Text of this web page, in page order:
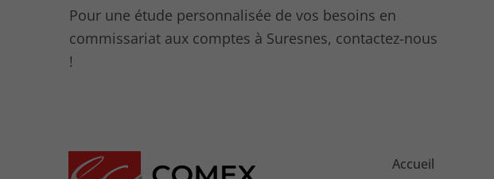
Pour une étude personnalisée de vos besoins en
commissariat aux comptes à Suresnes, contactez-nous
!
Accueil